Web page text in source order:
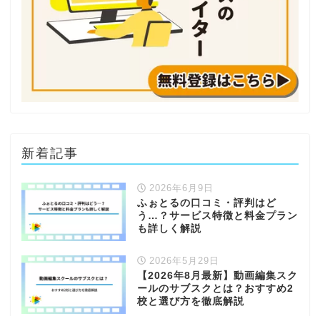
新着記事
2026年6月9日
ふぉとるの口コミ・評判はど
う…？サービス特徴と料金プラン
も詳しく解説
2026年5月29日
【2026年8月最新】動画編集スク
ールのサブスクとは？おすすめ2
校と選び方を徹底解説